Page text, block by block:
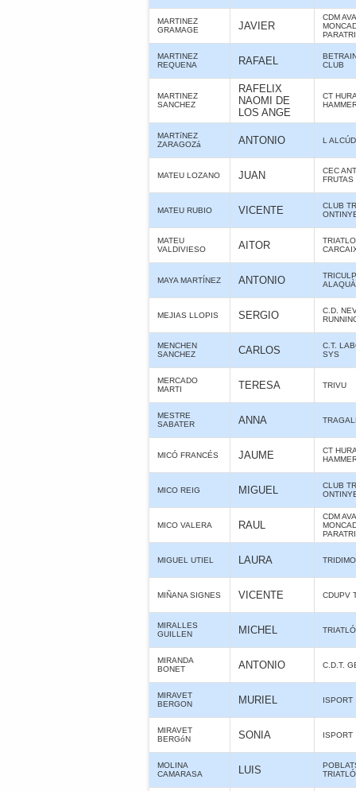
MARTINEZ
GRAMAGE
JAVIER
CDM
MARTINEZ
REQUENA
RAFAEL
CLUB
MARTINEZ
SANCHEZ
RAFELIX
NAOMI DE
LOS ANGE
CT
MARTíNEZ
ZARAGOZá
ANTONIO L
MATEU LOZANO JUAN
CEC
MATEU RUBIO VICENTE
CLUB
MATEU
VALDIVIESO
AITOR
TRIATLO
MAYA MARTÍNEZ ANTONIO
MEJIAS LLOPIS SERGIO
C.D.
MENCHEN
SANCHEZ
CARLOS
C.T.
SYS
MERCADO
MARTI
TERESA TRIVU
MESTRE
SABATER
ANNA
MICÓ FRANCÉS JAUME
CT
MICO REIG MIGUEL
CLUB
MICO VALERA RAUL
CDM
MIGUEL UTIEL LAURA
MIÑANA SIGNES VICENTE CDUPV
MIRALLES
GUILLEN
MICHEL
MIRANDA
BONET
ANTONIO C.D.T.
MIRAVET
BERGON
MURIEL ISPORT
MIRAVET
BERGóN
SONIA ISPORT
MOLINA
CAMARASA
LUIS
TRIATLÓ